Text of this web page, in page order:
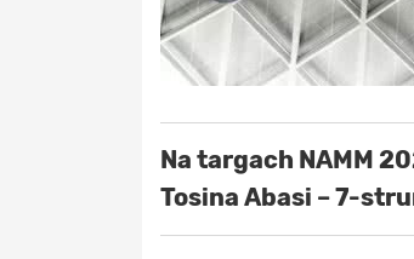
Na targach NAMM
Tosina Abasi – 7-